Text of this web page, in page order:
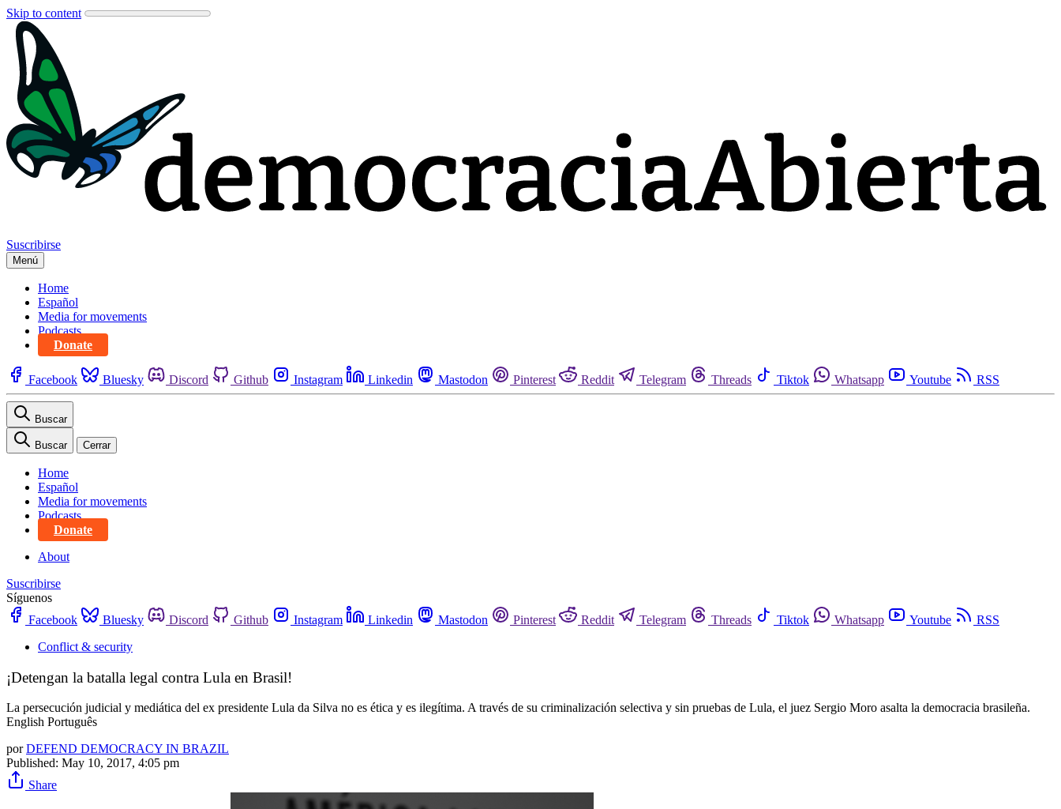
Skip to content
Suscribirse
Menú
Home
Español
Media for movements
Podcasts
Donate
Facebook Bluesky Discord Github Instagram Linkedin Mastodon Pinterest Reddit Telegram Threads Tiktok Whatsapp Youtube RSS
Buscar
Buscar Cerrar
Home
Español
Media for movements
Podcasts
Donate
About
Suscribirse
Síguenos
Facebook
Bluesky Discord Github Instagram Linkedin Mastodon Pinterest Reddit Telegram Threads Tiktok Whatsapp Youtube
RSS
Conflict & security
¡Detengan la batalla legal contra Lula en Brasil!
La persecución judicial y mediática del ex presidente Lula da Silva no es ética y es ilegítima. A través de su criminalización selectiva y sin pruebas de Lula, el juez Sergio Moro asalta la democracia brasileña.
English Português
por DEFEND DEMOCRACY IN BRAZIL
Published: May 10, 2017, 4:05 pm
Share